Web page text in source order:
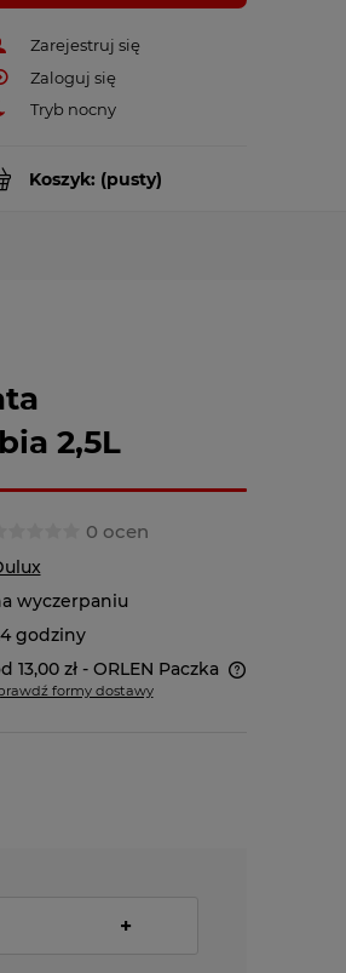
Zarejestruj się
Zaloguj się
Koszyk: (pusty)
2,5L
0 ocen
wyczerpaniu
godziny
13,00 zł - ORLEN Paczka
formy dostawy
+